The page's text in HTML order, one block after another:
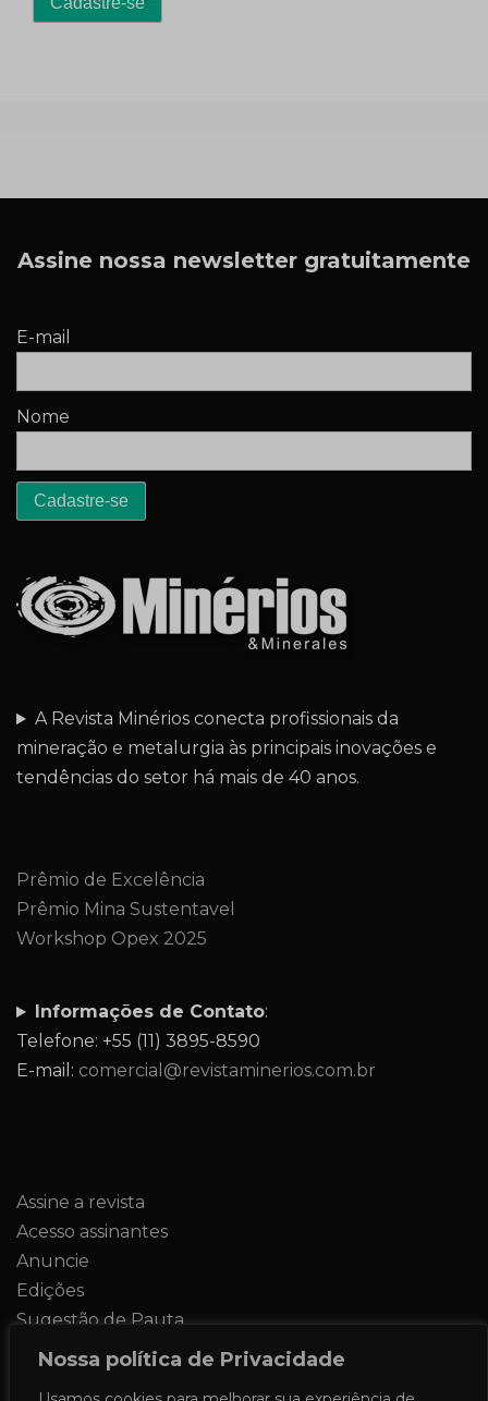
Nossa política de Privacidade
Assine nossa newsletter gratuitamente
E-mail
Nome
A Revista Minérios conecta profissionais da
mineração e metalurgia às principais inovações e
tendências do setor há mais de 40 anos.
Prêmio de Excelência
Prêmio Mina Sustentavel
Workshop Opex 2025
Informações de Contato:
Telefone: +55 (11) 3895-8590
E-mail: comercial@revistaminerios.com.br
Assine a revista
Acesso assinantes
Anuncie
Edições
Sugestão de Pauta
Contato